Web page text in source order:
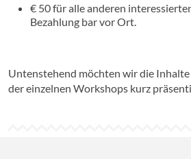
€ 50 für alle anderen
Bezahlung bar vor Ort.
Untenstehend möchten wir die
der einzelnen Workshops kurz